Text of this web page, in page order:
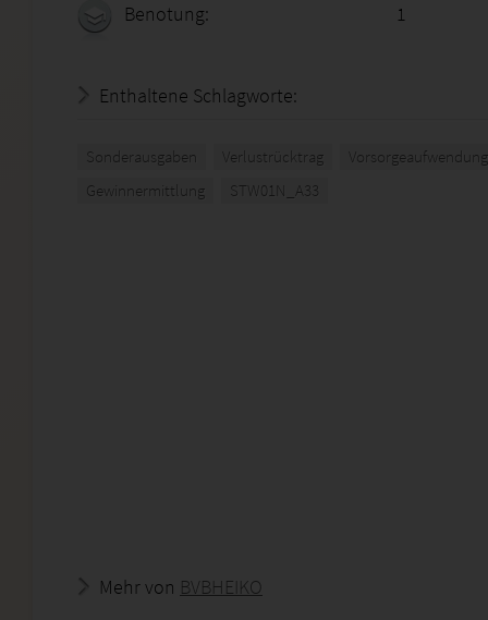
Benotung: 1
Enthaltene Schlagworte:
Sonderausgaben Verlustrücktrag
Gewinnermittlung
STW01N_A33
Mehr von BVBHEIKO